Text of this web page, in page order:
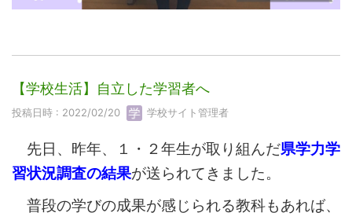
【学校生活】自立した学習者へ
投稿日時 : 2022/02/20 学校サイト管理者
先日、昨年、１・２年生が取り組んだ県学力学
習状況調査の結果が送られてきました。
普段の学びの成果が感じられる教科もあれば、